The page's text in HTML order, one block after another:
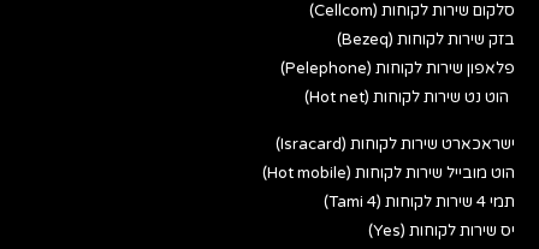
סלקום שירות לקוחות (Cellcom)
בזק שירות לקוחות (Bezeq)
פלאפון שירות לקוחות (Pelephone)
הוט נט שירות לקוחות (Hot net)
ישראכארט שירות לקוחות (Isracard)
הוט מובייל שירות לקוחות (Hot mobile)
תמי 4 שירות לקוחות (Tami 4)
יס שירות לקוחות (Yes)